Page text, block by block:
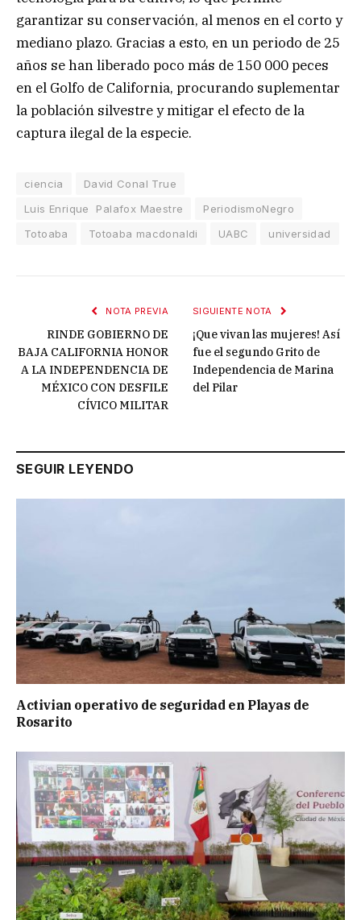
garantizar su conservación, al menos en el corto y
mediano plazo. Gracias a esto, en un periodo de 25
años se han liberado poco más de 150 000 peces
en el Golfo de California, procurando suplementar
la población silvestre y mitigar el efecto de la
captura ilegal de la especie.
ciencia
David Conal True
Luis Enrique Palafox Maestre
PeriodismoNegro
Totoaba
Totoaba macdonaldi UABC universidad
NOTA PREVIA
RINDE GOBIERNO DE
BAJA CALIFORNIA HONOR
A LA INDEPENDENCIA DE
MÉXICO CON DESFILE
CÍVICO MILITAR
SIGUIENTE NOTA
¡Que vivan las mujeres! Así
fue el segundo Grito de
Independencia de Marina
del Pilar
SEGUIR LEYENDO
Activian operativo de seguridad en Playas de
Rosarito